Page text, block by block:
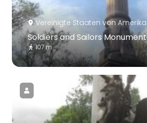
Vereinigte Staaten von Amerika
Soldiers and Sailors Monument
107 m